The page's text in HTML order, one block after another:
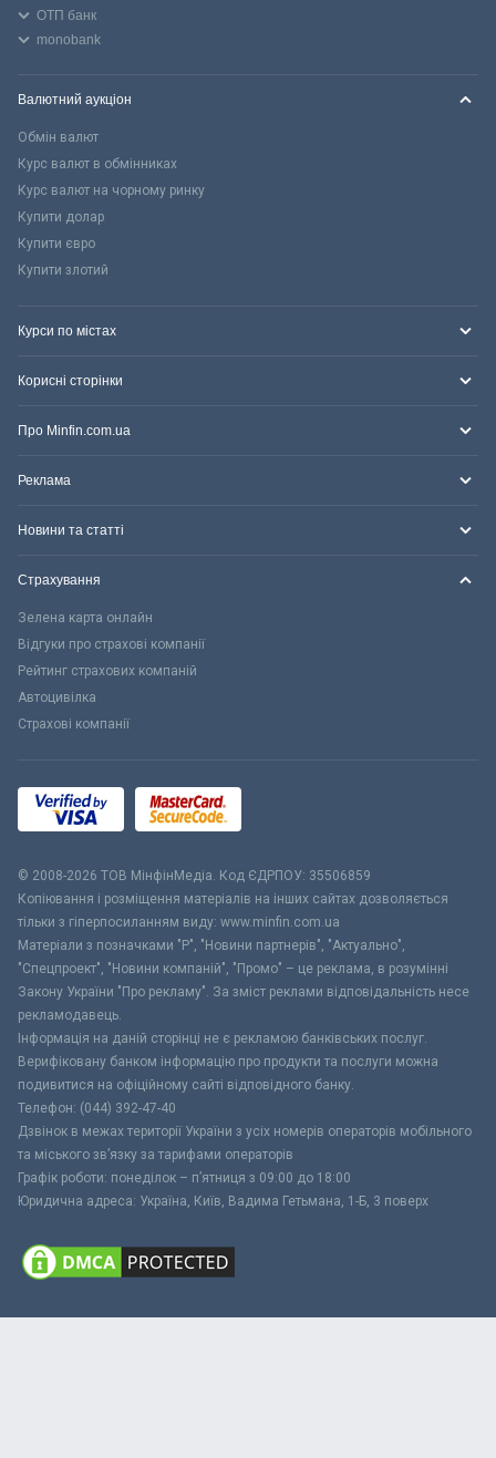
ОТП банк
monobank
Валютний аукціон
Обмін валют
Курс валют в обмінниках
Курс валют на чорному ринку
Купити долар
Купити євро
Купити злотий
Курси по містах
Корисні сторінки
Про Minfin.com.ua
Реклама
Новини та статті
Страхування
Зелена карта онлайн
Відгуки про страхові компанії
Рейтинг страхових компаній
Автоцивілка
Страхові компанії
© 2008-2026 ТОВ МiнфiнМедiа. Код ЄДРПОУ: 35506859
Копіювання і розміщення матеріалів на інших сайтах дозволяється
тільки з гіперпосиланням виду: www.minfin.com.ua
Матеріали з позначками "Р", "Новини партнерів", "Актуально",
"Спецпроект", "Новини компаній", "Промо" – це реклама, в розумінні
Закону України "Про рекламу". За зміст реклами відповідальність несе
рекламодавець.
Інформація на даній сторінці не є рекламою банківських послуг.
Верифіковану банком інформацію про продукти та послуги можна
подивитися на офіційному сайті відповідного банку.
Телефон: (044) 392-47-40
Дзвінок в межах території України з усіх номерів операторів мобільного
та міського зв’язку за тарифами операторів
Графік роботи: понеділок – п’ятниця з 09:00 до 18:00
Юридична адреса: Україна, Київ, Вадима Гетьмана, 1-Б, 3 поверх